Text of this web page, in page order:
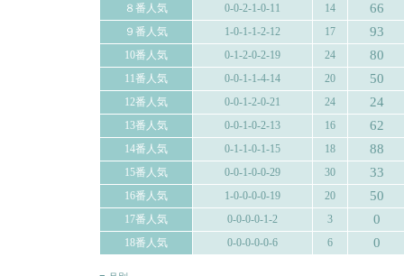
８番人気 0-0-2-1-0-11 14 66
９番人気 1-0-1-1-2-12 17 93
10番人気 0-1-2-0-2-19 24 80
11番人気 0-0-1-1-4-14 20 50
12番人気 0-0-1-2-0-21 24 24
13番人気 0-0-1-0-2-13 16 62
14番人気 0-1-1-0-1-15 18 88
15番人気 0-0-1-0-0-29 30 33
16番人気 1-0-0-0-0-19 20 50
17番人気 0-0-0-0-1-2 3 0
18番人気 0-0-0-0-0-6 6 0